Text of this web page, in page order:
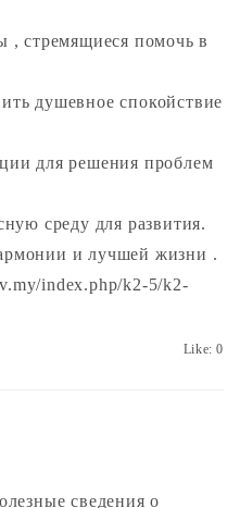
, стремящиеся помочь в
душевное спокойствие
для решения проблем
среду для развития.
и лучшей жизни .
index.php/k2-5/k2-
Like:0
сведения о